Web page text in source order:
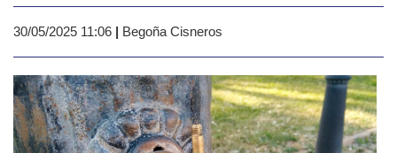
30/05/2025 11:06 | Begoña Cisneros